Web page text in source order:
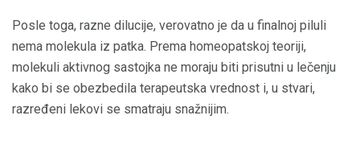
Posle toga, razne dilucije, verovatno je da u finalnoj piluli
nema molekula iz patka. Prema homeopatskoj teoriji,
molekuli aktivnog sastojka ne moraju biti prisutni u lečenju
kako bi se obezbedila terapeutska vrednost i, u stvari,
razređeni lekovi se smatraju snažnijim.